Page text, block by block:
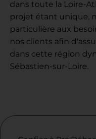
dans toute la Loire-
projet étant unique,
particulière aux
nos clients afin
dans cette région
Sébastien-sur-Loire.